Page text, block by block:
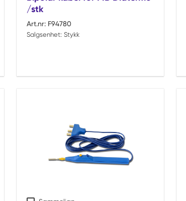
/stk
Art.nr: F94780
Salgsenhet: Stykk